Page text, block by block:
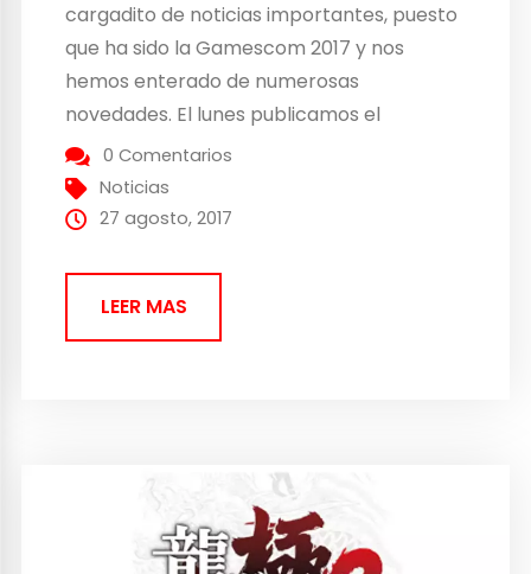
cargadito de noticias importantes, puesto
que ha sido la Gamescom 2017 y nos
hemos enterado de numerosas
novedades. El lunes publicamos el
resumen de la conferencia de EA en
gamescom y el de la conferencia de
Microsoft , ambas empresas nos trajeron
martes se hizo...
0 Comentarios
Noticias
27 agosto, 2017
LEER MAS